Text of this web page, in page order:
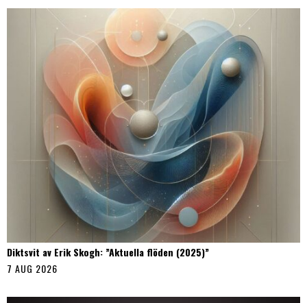
Diktsvit av Erik Skogh: ”Aktuella flöden (2025)”
7 AUG 2026